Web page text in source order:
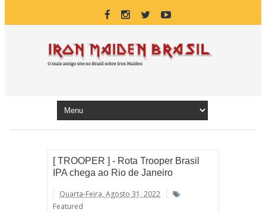
[ TROOPER ] - Rota Trooper Brasil
IPA chega ao Rio de Janeiro
Quarta-Feira, Agosto 31, 2022
Featured